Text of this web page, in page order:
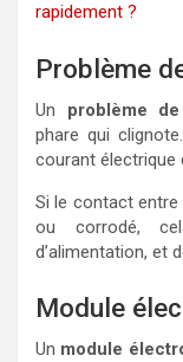
rapidement ?
Problème
Un problème
phare qui
courant électrique
Si le contact
ou corrodé,
d’alimentation, et
Module
Un module